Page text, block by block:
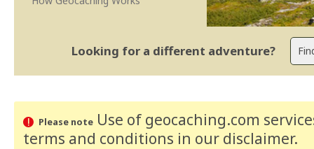
Looking for a different adventure?
Please noteUse of geocaching.com
terms and conditions in our disclaimer.